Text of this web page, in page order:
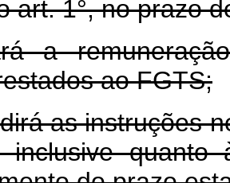
art. 1°, no prazo
a
ao FGTS;
as instruções
inclusive